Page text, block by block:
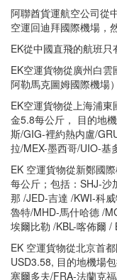
阿聯酋貨運航空公司從
空運回迪拜國際機場，
EK從中國直飛的航班只
EK空運貨物從廣州白
阿勒馬克圖姆國際機場
EK空運貨物從上海浦
金5.8每公斤， 目的地
斯/GIG-裡約熱内盧/
拉/MEX-墨西哥/UIO-基
EK 空運貨物從新鄭國
每公斤；包括：SHJ-
那 /JED-吉達 /KWI-科
魯特/MHD-馬什哈德 /
埃爾比勒 /KBL-喀佈爾 /
EK 空運貨物從北京首
USD3.58, 目的地機場
塞爾多夫/FRA-法蘭克